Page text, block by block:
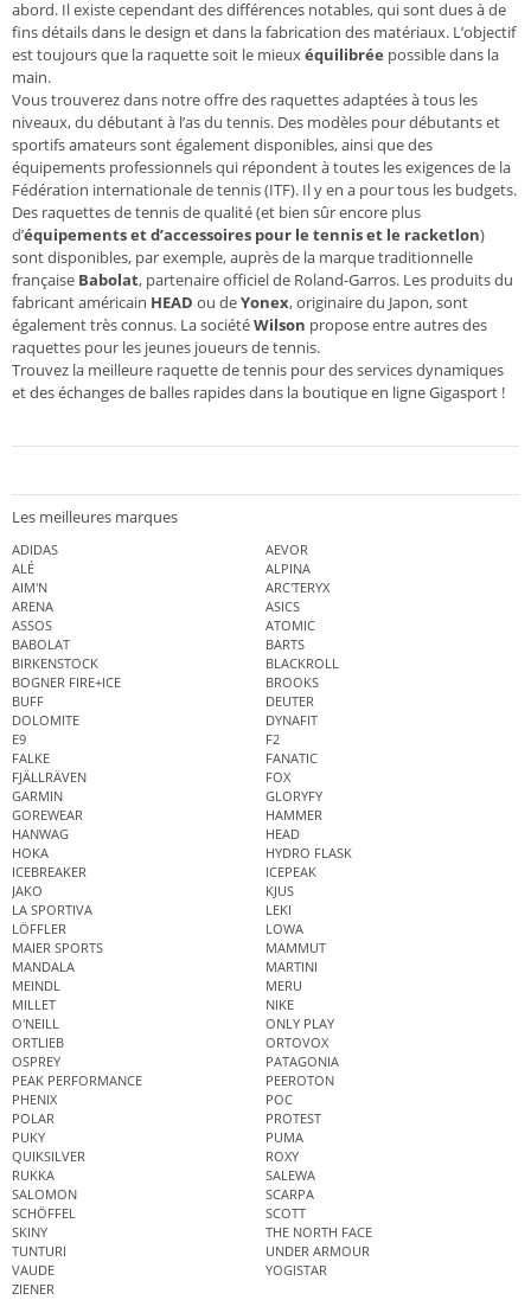
abord. Il existe cependant des différences notables, qui sont dues à de
fins détails dans le design et dans la fabrication des matériaux. L’objectif
est toujours que la raquette soit le mieux équilibrée possible dans la
main.
Vous trouverez dans notre offre des raquettes adaptées à tous les
niveaux, du débutant à l’as du tennis. Des modèles pour débutants et
sportifs amateurs sont également disponibles, ainsi que des
équipements professionnels qui répondent à toutes les exigences de la
Fédération internationale de tennis (ITF). Il y en a pour tous les budgets.
Des raquettes de tennis de qualité (et bien sûr encore plus
d’équipements et d’accessoires pour le tennis et le racketlon)
sont disponibles, par exemple, auprès de la marque traditionnelle
française Babolat, partenaire officiel de Roland-Garros. Les produits du
fabricant américain HEAD ou deYonex, originaire du Japon, sont
également très connus. La sociétéWilson propose entre autres des
raquettes pour les jeunes joueurs de tennis.
Trouvez la meilleure raquette de tennis pour des services dynamiques
et des échanges de balles rapides dans la boutique en ligne Gigasport !
Les meilleures marques
ADIDAS
AEVOR
ALÉ
ALPINA
AIM'N
ARC'TERYX
ARENA
ASICS
ASSOS
ATOMIC
BABOLAT
BARTS
BIRKENSTOCK
BLACKROLL
BOGNER FIRE+ICE
BROOKS
BUFF
DEUTER
DOLOMITE
DYNAFIT
E9
F2
FALKE
FANATIC
FJÄLLRÄVEN
FOX
GARMIN
GLORYFY
GOREWEAR
HAMMER
HANWAG
HEAD
HOKA
HYDRO FLASK
ICEBREAKER
ICEPEAK
JAKO
KJUS
LA SPORTIVA
LEKI
LÖFFLER
LOWA
MAIER SPORTS
MAMMUT
MANDALA
MARTINI
MEINDL
MERU
MILLET
NIKE
O'NEILL
ONLY PLAY
ORTLIEB
ORTOVOX
OSPREY
PATAGONIA
PEAK PERFORMANCE
PEEROTON
PHENIX
POC
POLAR
PROTEST
PUKY
PUMA
QUIKSILVER
ROXY
RUKKA
SALEWA
SALOMON
SCARPA
SCHÖFFEL
SCOTT
SKINY
THE NORTH FACE
TUNTURI
UNDER ARMOUR
VAUDE
YOGISTAR
ZIENER